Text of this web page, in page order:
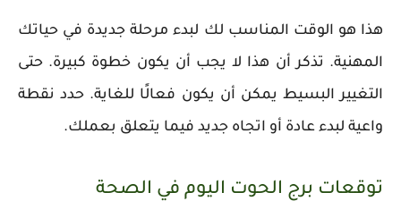
هذا هو الوقت المناسب لك لبدء مرحلة جديدة في حياتك
المهنية. تذكر أن هذا لا يجب أن يكون خطوة كبيرة. حتى
التغيير البسيط يمكن أن يكون فعالًا للغاية. حدد نقطة
واعية لبدء عادة أو اتجاه جديد فيما يتعلق بعملك.
توقعات برج الحوت اليوم في الصحة